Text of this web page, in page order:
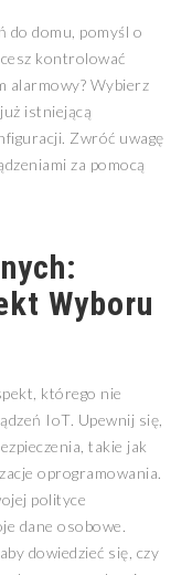
do domu, pomyśl o
kontrolować
alarmowy? Wybierz
istniejącą
Zwróć uwagę
za pomocą
Wyboru
którego nie
IoT. Upewnij się,
takie jak
oprogramowania.
polityce
dane osobowe.
dowiedzieć się, czy